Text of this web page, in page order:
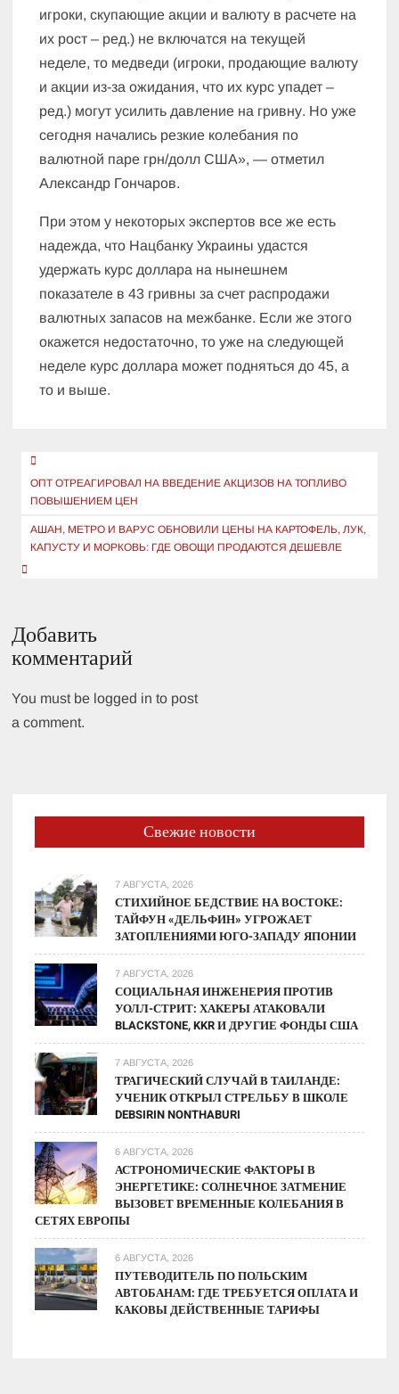
игроки, скупающие акции и валюту в расчете на
их рост – ред.) не включатся на текущей
неделе, то медведи (игроки, продающие валюту
и акции из-за ожидания, что их курс упадет –
ред.) могут усилить давление на гривну. Но уже
сегодня начались резкие колебания по
валютной паре грн/долл США», — отметил
Александр Гончаров.
При этом у некоторых экспертов все же есть
надежда, что Нацбанку Украины удастся
удержать курс доллара на нынешнем
показателе в 43 гривны за счет распродажи
валютных запасов на межбанке. Если же этого
окажется недостаточно, то уже на следующей
неделе курс доллара может подняться до 45, а
то и выше.
Навигация
по
записям
ОПТ ОТРЕАГИРОВАЛ НА ВВЕДЕНИЕ АКЦИЗОВ НА ТОПЛИВО
ПОВЫШЕНИЕМ ЦЕН
АШАН, МЕТРО И ВАРУС ОБНОВИЛИ ЦЕНЫ НА КАРТОФЕЛЬ, ЛУК,
КАПУСТУ И МОРКОВЬ: ГДЕ ОВОЩИ ПРОДАЮТСЯ ДЕШЕВЛЕ
Добавить
комментарий
You must be logged in to post
a comment.
Свежие новости
7 АВГУСТА, 2026
СТИХИЙНОЕ БЕДСТВИЕ НА ВОСТОКЕ:
ТАЙФУН «ДЕЛЬФИН» УГРОЖАЕТ
ЗАТОПЛЕНИЯМИ ЮГО-ЗАПАДУ ЯПОНИИ
7 АВГУСТА, 2026
СОЦИАЛЬНАЯ ИНЖЕНЕРИЯ ПРОТИВ
УОЛЛ-СТРИТ: ХАКЕРЫ АТАКОВАЛИ
BLACKSTONE, KKR И ДРУГИЕ ФОНДЫ США
7 АВГУСТА, 2026
ТРАГИЧЕСКИЙ СЛУЧАЙ В ТАИЛАНДЕ:
УЧЕНИК ОТКРЫЛ СТРЕЛЬБУ В ШКОЛЕ
DEBSIRIN NONTHABURI
6 АВГУСТА, 2026
АСТРОНОМИЧЕСКИЕ ФАКТОРЫ В
ЭНЕРГЕТИКЕ: СОЛНЕЧНОЕ ЗАТМЕНИЕ
ВЫЗОВЕТ ВРЕМЕННЫЕ КОЛЕБАНИЯ В
СЕТЯХ ЕВРОПЫ
6 АВГУСТА, 2026
ПУТЕВОДИТЕЛЬ ПО ПОЛЬСКИМ
АВТОБАНАМ: ГДЕ ТРЕБУЕТСЯ ОПЛАТА И
КАКОВЫ ДЕЙСТВЕННЫЕ ТАРИФЫ